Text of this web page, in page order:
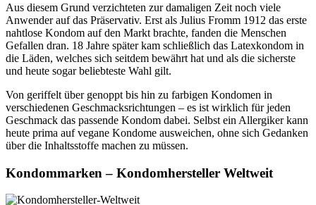
Aus diesem Grund verzichteten zur damaligen Zeit noch viele
Anwender auf das Präservativ. Erst als Julius Fromm 1912 das erste
nahtlose Kondom auf den Markt brachte, fanden die Menschen
Gefallen dran. 18 Jahre später kam schließlich das Latexkondom in
die Läden, welches sich seitdem bewährt hat und als die sicherste
und heute sogar beliebteste Wahl gilt.
Von geriffelt über genoppt bis hin zu farbigen Kondomen in
verschiedenen Geschmacksrichtungen – es ist wirklich für jeden
Geschmack das passende Kondom dabei. Selbst ein Allergiker kann
heute prima auf vegane Kondome ausweichen, ohne sich Gedanken
über die Inhaltsstoffe machen zu müssen.
Kondommarken – Kondomhersteller Weltweit